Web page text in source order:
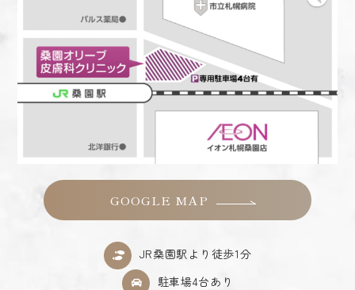
GOOGLE MAP
JR桑園駅より徒歩1分
駐車場4台あり